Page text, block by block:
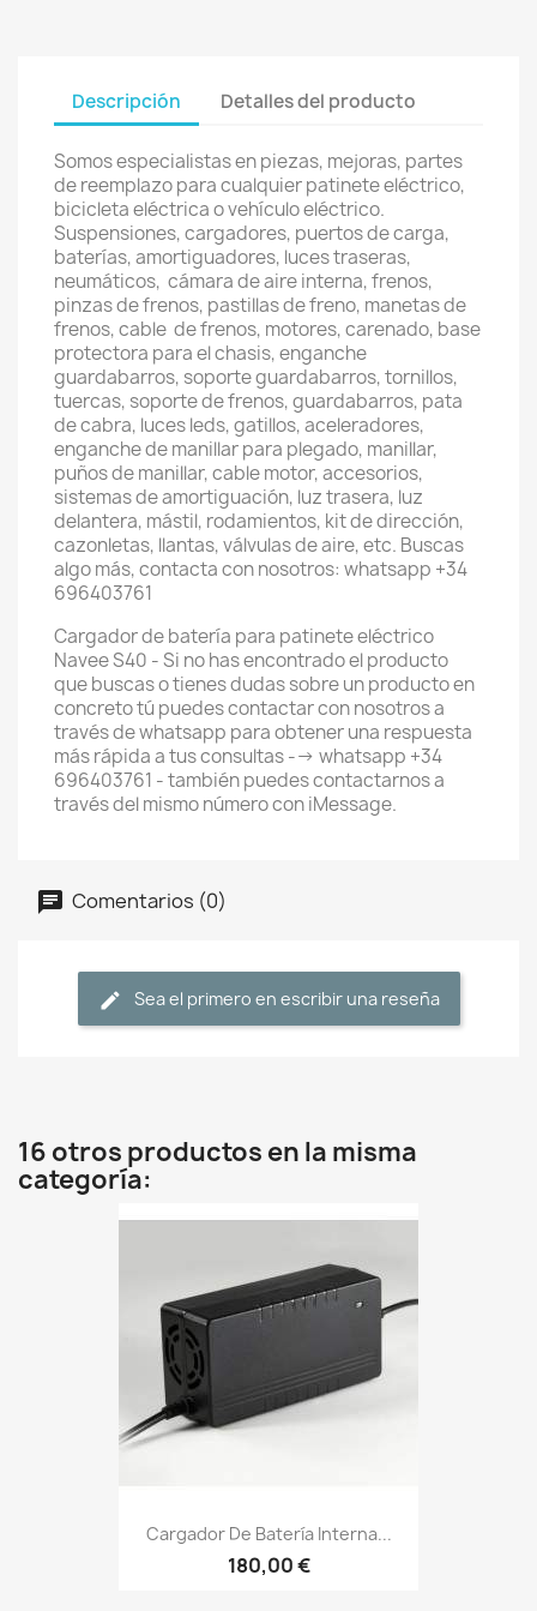
Descripción Detalles del producto
Somos especialistas en piezas, mejoras, partes
de reemplazo para cualquier patinete eléctrico,
bicicleta eléctrica o vehículo eléctrico.
Suspensiones, cargadores, puertos de carga,
baterías, amortiguadores, luces traseras,
neumáticos, cámara de aire interna, frenos,
pinzas de frenos, pastillas de freno, manetas de
frenos, cable de frenos, motores, carenado, base
protectora para el chasis, enganche
guardabarros, soporte guardabarros, tornillos,
tuercas, soporte de frenos, guardabarros, pata
de cabra, luces leds, gatillos, aceleradores,
enganche de manillar para plegado, manillar,
puños de manillar, cable motor, accesorios,
sistemas de amortiguación, luz trasera, luz
delantera, mástil, rodamientos, kit de dirección,
cazonletas, llantas, válvulas de aire, etc. Buscas
algo más, contacta con nosotros: whatsapp +34
696403761
Cargador de batería para patinete eléctrico
Navee S40 - Si no has encontrado el producto
que buscas o tienes dudas sobre un producto en
concreto tú puedes contactar con nosotros a
través de whatsapp para obtener una respuesta
más rápida a tus consultas --> whatsapp +34
696403761 - también puedes contactarnos a
través del mismo número con iMessage.
Comentarios (0)
Sea el primero en escribir una reseña
16 otros productos en la misma
categoría:
Cargador De Batería Interna...
180,00 €